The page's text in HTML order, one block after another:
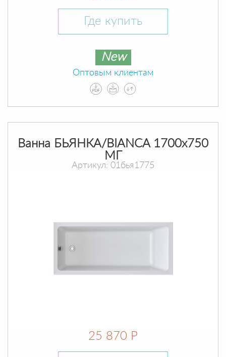
Где купить
New
Оптовым клиентам
Ванна БЬЯНКА/BIANCA 1700х750
МГ
Артикул: 01бья1775
25 870 Р